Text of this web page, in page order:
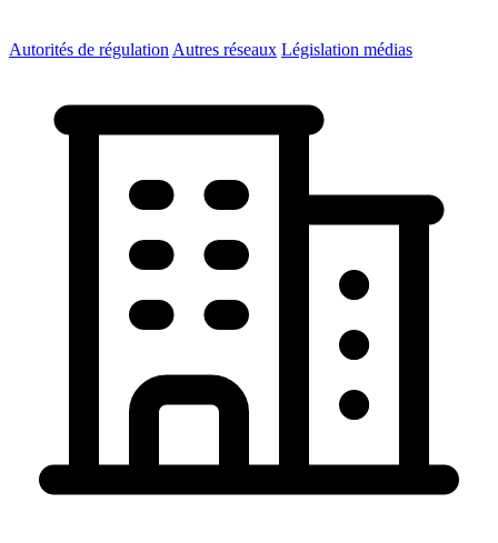
Autorités de régulation Autres réseaux Législation médias